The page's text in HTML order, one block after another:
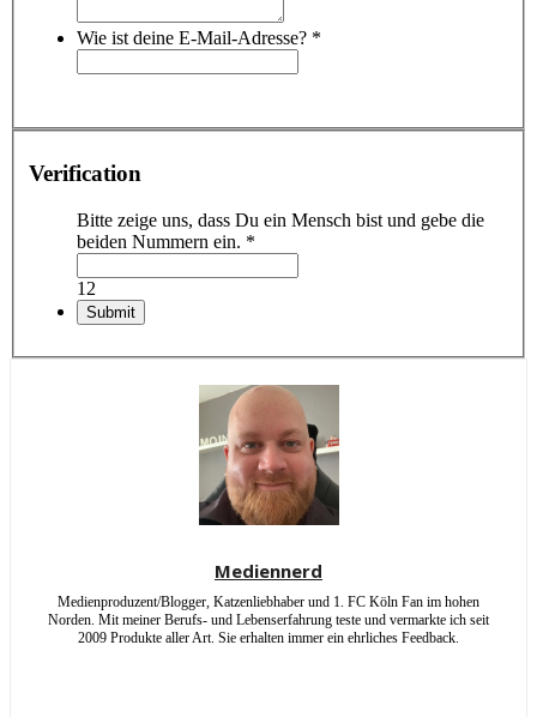
Wie ist deine E-Mail-Adresse? *
Verification
Bitte zeige uns, dass Du ein Mensch bist und gebe die
beiden Nummern ein. *
12
Mediennerd
Medienproduzent/Blogger, Katzenliebhaber und 1. FC Köln Fan im hohen
Norden. Mit meiner Berufs- und Lebenserfahrung teste und vermarkte ich seit
2009 Produkte aller Art. Sie erhalten immer ein ehrliches Feedback.